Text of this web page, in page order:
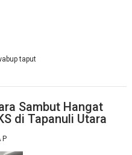
taput
Sambut Hangat
di Tapanuli Utara
P